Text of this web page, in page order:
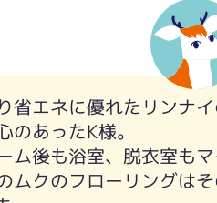
省エネに優れたリンナ
のあったK様。
ム後も浴室、脱衣室も
ムクのフローリングは
な窓からの冷えが気に